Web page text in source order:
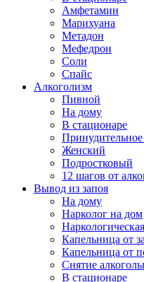
Амфетамин
Марихуана
Метадон
Мефедрон
Соли
Спайс
Алкоголизм
Пивной
На дому
В стационаре
Женский
Подростковый
12 шагов от
Вывод из запоя
На дому
Нарколог на дом
Капельница от
Капельница от
Снятие
В стационаре